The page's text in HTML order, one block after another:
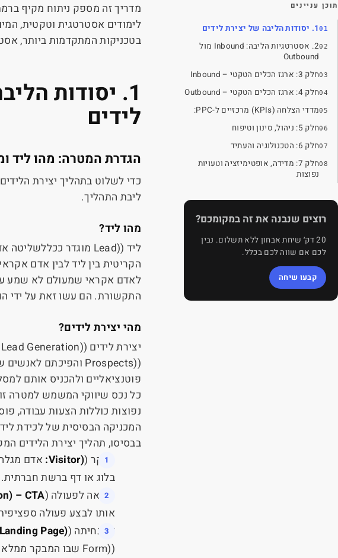
תוכן עניינים
1. יסודות הליבה של יצירת לידים
2. אסטרטגיות הליבה: Inbound מול
Outbound
חלק 3: ארגז הכלים הטקטי – Inbound
חלק 4: ארגז הכלים הטקטי – Outbound
מדדי הצלחה (KPIs) מרכזיים ל-PPC:
חלק 5: ניהול, סינון וטיפוח
חלק 6: הטכנולוגיה והעתיד
חלק 7: מדידה, אופטימיזציה וטעויות
נפוצות
רוצים שנבנה את זה במקומכם?
20 דק׳ שיחת אבחון ללא תשלום. נבין
לכם אם שווה לכם בכלל.
קבעו שיחה
מדריך זה מספק ניתוח מקיף
לימודים אסטרטגית וטקטית,
בטכניקות המתקדמות ביותר,
1
. יסודות
לידים
הגדרת המטרה: מהו ליד
כדי לשלוט בתהליך יצירת
ליבת התהליך.
מהו ליד?
ליד (Lead) מוגדר ככללשליטה
הקריטית בין ליד לבין אדם
לאדם אקראי שמעולם לא שמע
התקשורת. הם עשו זאת על ידי
מהי יצירת לידים?
יצירת לידים (Lead Generation)
(
Prospects) והפיכתם לאנשים
פוטנציאליים ולהכניס אותם
כל נכס שיווקי המשמש למטרה
נפוצות כוללות הצעות עבודה,
המכניקה הבסיסית של לכידת ליד
בבסיסו, תהליך יצירת הלידים
מבקר (Visitor)
: אדם
בלוג או דף ברשת חברתית.
קריאה לפעולה (CTA
–
אותו לבצע פעולה
דף נחיתה (Landing Page)
(
Form) שבו המבקר